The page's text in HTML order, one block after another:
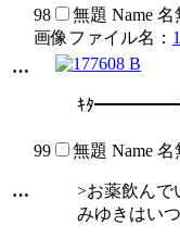
…
98 無題 Name 名
画像ファイル名：
ｷﾀ
…
99 無題 Name 名
>お薬飲ん
みゆきはい